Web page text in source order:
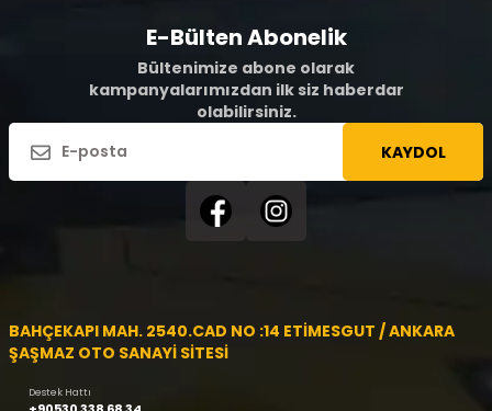
E-Bülten Abonelik
Bültenimize abone olarak
kampanyalarımızdan ilk siz haberdar
olabilirsiniz.
KAYDOL
BAHÇEKAPI MAH. 2540.CAD NO :14 ETİMESGUT / ANKARA
ŞAŞMAZ OTO SANAYİ SİTESİ
Destek Hattı